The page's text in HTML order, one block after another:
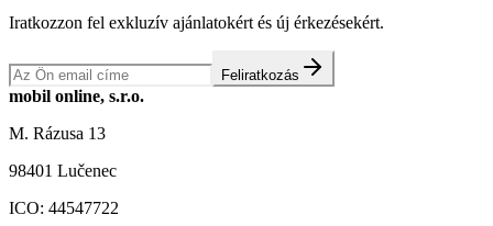
Iratkozzon fel exkluzív ajánlatokért és új érkezésekért.
Feliratkozás
mobil online, s.r.o.
M. Rázusa 13
98401 Lučenec
ICO: 44547722